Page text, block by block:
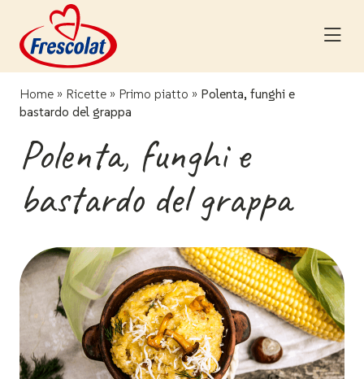
content
Home » Ricette » Primo piatto » Polenta, funghi e
bastardo del grappa
Polenta, funghi e
bastardo del grappa